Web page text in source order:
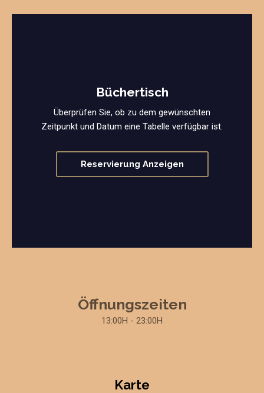
Büchertisch
Überprüfen Sie, ob zu dem gewünschten
Zeitpunkt und Datum eine Tabelle verfügbar ist.
Reservierung Anzeigen
Öffnungszeiten
13:00H - 23:00H
Karte